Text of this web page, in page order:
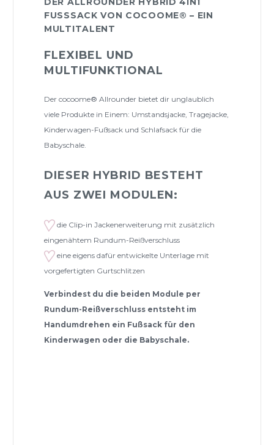
FUSSSACK VON COCOOME® – EIN M
ULTITALENT
FLEXIBEL UND
MULTIFUNKTIONAL
Der cocoome® Allrounder bietet dir unglaublich
viele Produkte in Einem: Umstandsjacke, Tragejacke,
Kinderwagen-Fußsack und Schlafsack für die
Babyschale.
DIESER HYBRID BESTEHT
AUS ZWEI MODULEN:
die Clip-in Jackenerweiterung mit zusätzlich
eingenähtem Rundum-Reißverschluss
eine eigens dafür entwickelte Unterlage mit
vorgefertigten Gurtschlitzen
Verbindest du die beiden Module per
Rundum-Reißverschluss entsteht im
Handumdrehen ein Fußsack für den
Kinderwagen oder die Babyschale.